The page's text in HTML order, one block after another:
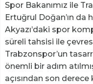
Spor Bakanımız ile
Ertuğrul Doğan’ın da
Akyazı’daki spor
süreli tahsisi ile
Trabzonspor’un
önemli bir adım
açısından son